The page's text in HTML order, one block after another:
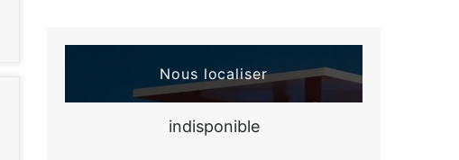
Nous localiser
indisponible